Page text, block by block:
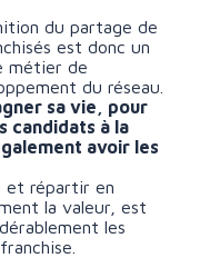
du partage de
est donc un
métier de
du réseau.
sa vie, pour
candidats à la
avoir les
et répartir en
la valeur, est
les